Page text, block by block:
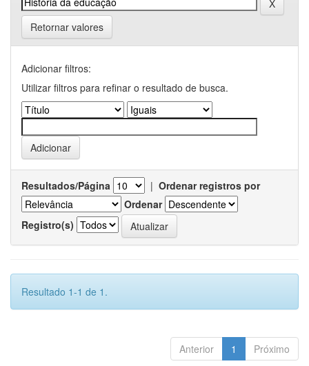
Retornar valores
Adicionar filtros:
Utilizar filtros para refinar o resultado de busca.
Resultados/Página | Ordenar registros por
Ordenar
Registro(s)
Resultado 1-1 de 1.
Anterior 1 Próximo